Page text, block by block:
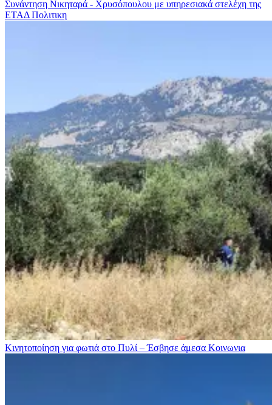
Συνάντηση Νικηταρά - Χρυσόπουλου με υπηρεσιακά στελέχη της
ΕΤΑΔΠολιτικη
Κινητοποίηση για φωτιά στo Πυλί – Έσβησε άμεσα Κοινωνια